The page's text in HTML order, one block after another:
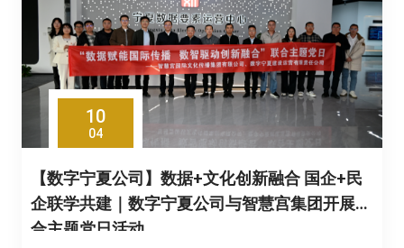
10
04
【数字宁夏公司】数据+文化创新融合 国企+民
企联学共建｜数字宁夏公司与智慧宫集团开展联
合主题党日活动